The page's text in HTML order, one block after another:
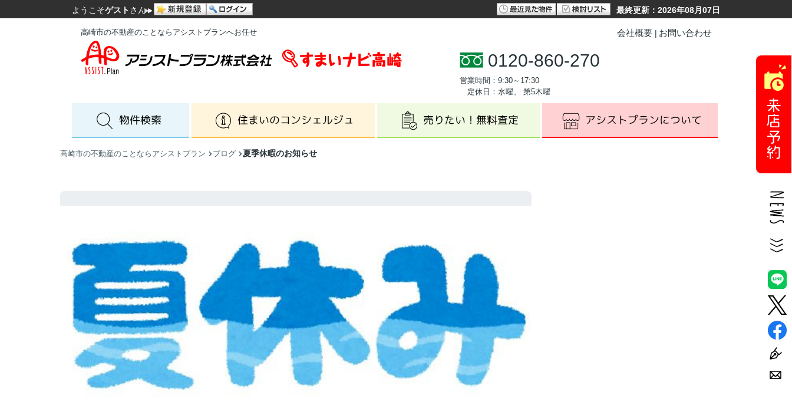
ようこそゲスト さん 最終更新：2026年08月07日
高崎市の不動産のことならアシストプランへお任せ 会社概要 お問い合わせ
0120-860-270
営業時間：9:30～17:30
定休日：水曜、 第5木曜
高崎市の不動産のことならアシストプラン ブログ 夏季休暇のお知らせ